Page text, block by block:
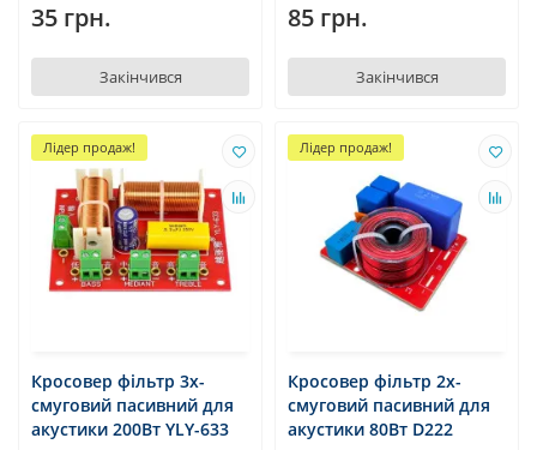
35 грн.
Закінчився
85 грн.
Закінчився
Лідер продаж!
Кросовер фільтр 3х-
смуговий пасивний для
акустики 200Вт YLY-633
Лідер продаж!
Кросовер фільтр 2х-
смуговий пасивний для
акустики 80Вт D222